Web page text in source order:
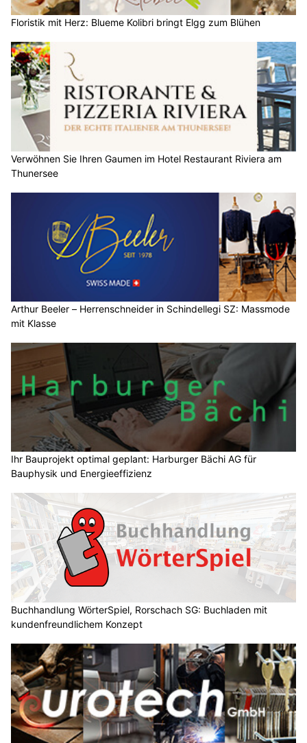
Floristik mit Herz: Blueme Kolibri bringt Elgg zum Blühen
Verwöhnen Sie Ihren Gaumen im Hotel Restaurant Riviera am
Thunersee
Arthur Beeler – Herrenschneider in Schindellegi SZ: Massmode
mit Klasse
Ihr Bauprojekt optimal geplant: Harburger Bächi AG für
Bauphysik und Energieeffizienz
Buchhandlung WörterSpiel, Rorschach SG: Buchladen mit
kundenfreundlichem Konzept